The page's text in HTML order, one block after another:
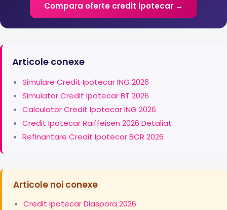
Compara oferte credit ipotecar →
Articole conexe
Simulare Credit Ipotecar ING 2026
Simulator Credit Ipotecar BT 2026
Calculator Credit Ipotecar ING 2026
Credit Ipotecar Raiffeisen 2026 Detaliat
Refinantare Credit Ipotecar BCR 2026
Articole noi conexe
Credit Ipotecar Diaspora 2026